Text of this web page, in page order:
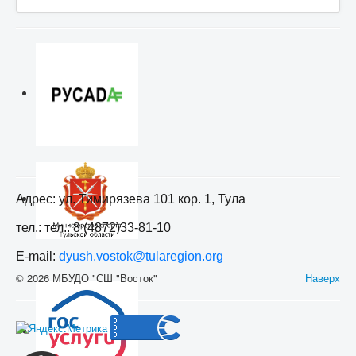
Адрес: ул. Тимирязева 101 кор. 1, Тула
тел.: тел.: 8 (4872)33-81-10
E-mail: dyush.vostok@tularegion.org
Наверх
© 2026 МБУДО "СШ "Восток"